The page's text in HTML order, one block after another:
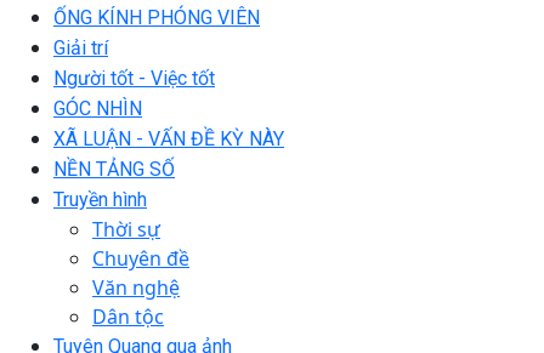
ỐNG KÍNH PHÓNG VIÊN
Giải trí
Người tốt - Việc tốt
GÓC NHÌN
XÃ LUẬN - VẤN ĐỀ KỲ NÀY
NỀN TẢNG SỐ
Truyền hình
Thời sự
Chuyên đề
Văn nghệ
Dân tộc
Tuyên Quang qua ảnh